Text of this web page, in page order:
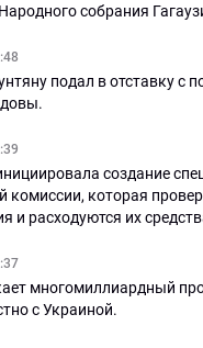
собрания
подал в отставку с
создание
комиссии, которая
и расходуются их
многомиллиардный
с Украиной.